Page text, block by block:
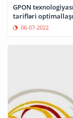
GPON
tarifləri
06-07-2022